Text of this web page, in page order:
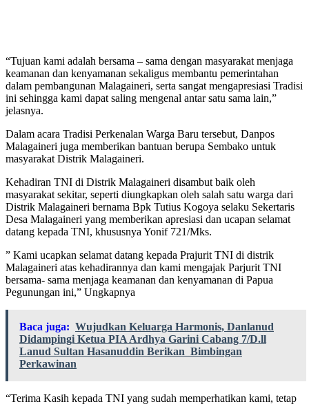
“Tujuan kami adalah bersama – sama dengan masyarakat menjaga
keamanan dan kenyamanan sekaligus membantu pemerintahan
dalam pembangunan Malagaineri, serta sangat mengapresiasi Tradisi
ini sehingga kami dapat saling mengenal antar satu sama lain,”
jelasnya.
Dalam acara Tradisi Perkenalan Warga Baru tersebut, Danpos
Malagaineri juga memberikan bantuan berupa Sembako untuk
masyarakat Distrik Malagaineri.
Kehadiran TNI di Distrik Malagaineri disambut baik oleh
masyarakat sekitar, seperti diungkapkan oleh salah satu warga dari
Distrik Malagaineri bernama Bpk Tutius Kogoya selaku Sekertaris
Desa Malagaineri yang memberikan apresiasi dan ucapan selamat
datang kepada TNI, khususnya Yonif 721/Mks.
” Kami ucapkan selamat datang kepada Prajurit TNI di distrik
Malagaineri atas kehadirannya dan kami mengajak Parjurit TNI
bersama- sama menjaga keamanan dan kenyamanan di Papua
Pegunungan ini,” Ungkapnya
Baca juga: Wujudkan Keluarga Harmonis, Danlanud
Didampingi Ketua PIA Ardhya Garini Cabang 7/D.ll
Lanud Sultan Hasanuddin Berikan Bimbingan
Perkawinan
“Terima Kasih kepada TNI yang sudah memperhatikan kami, tetap